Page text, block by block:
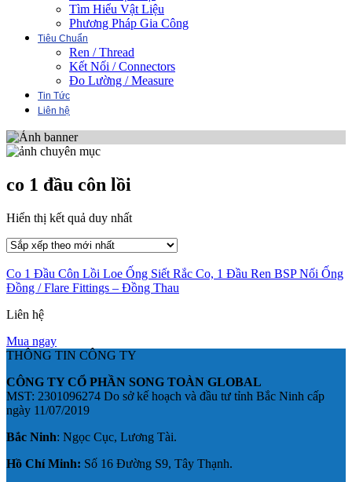
Tìm Hiểu Vật Liệu
Phương Pháp Gia Công
Tiêu Chuẩn
Ren / Thread
Kết Nối / Connectors
Đo Lường / Measure
Tin Tức
Liên hệ
co 1 đầu côn lồi
Hiển thị kết quả duy nhất
Co 1 Đầu Côn Lồi Loe Ống Siết Rắc Co, 1 Đầu Ren BSP Nối Ống
Đồng / Flare Fittings – Đồng Thau
Liên hệ
Mua ngay
THÔNG TIN CÔNG TY
CÔNG TY CỔ PHẦN SONG TOÀN GLOBAL
MST: 2301096274 Do sở kế hoạch và đầu tư tỉnh Bắc Ninh cấp
ngày 11/07/2019
Bắc Ninh: Ngọc Cục, Lương Tài.
Hồ Chí Minh: Số 16 Đường S9, Tây Thạnh.